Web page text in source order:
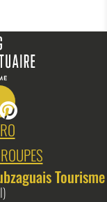
Instagram
sur Youtube
nous sur
Tourisme